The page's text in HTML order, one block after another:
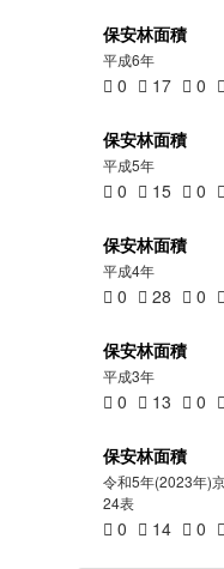
保安林面積
平成6年
0 17 0
保安林面積
平成5年
0 15 0
保安林面積
平成4年
0 28 0
保安林面積
平成3年
0 13 0
保安林面積
令和5年(2023年)
24表
0 14 0